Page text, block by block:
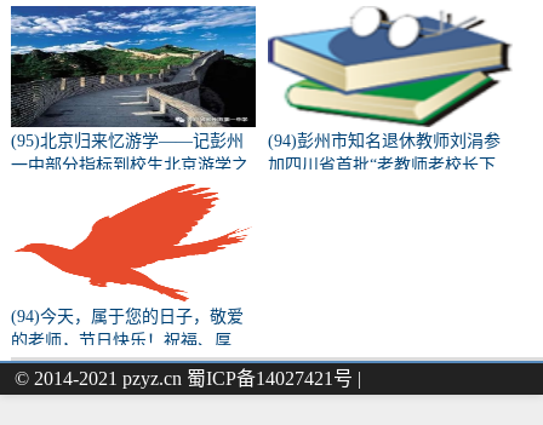
高二教师外出教研学习
(95)北京归来忆游学——记彭州
一中部分指标到校生北京游学之
(94)彭州市知名退休教师刘涓参
加四川省首批“老教师老校长下
(94)今天，属于您的日子，敬爱
的老师，节日快乐！祝福、厚
望、初心、使命……都请您收
下！（原文转载）
© 2014-2021 pzyz.cn 蜀ICP备14027421号 |